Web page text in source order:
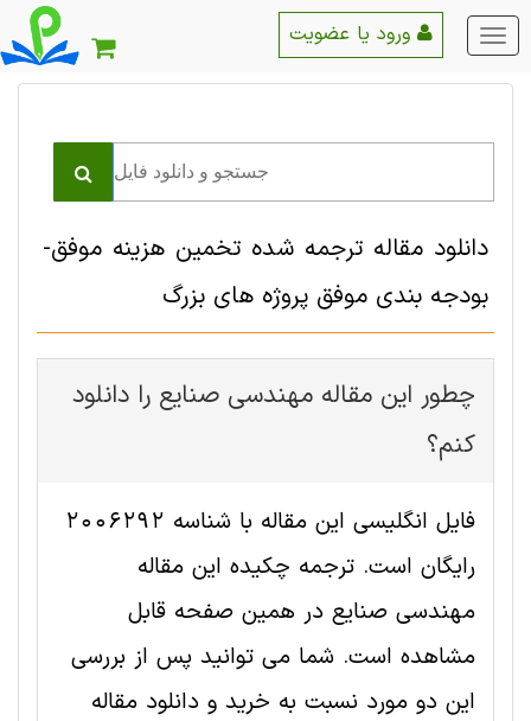
منو
اصلی
دانلود مقاله ترجمه شده تخمین هزینه موفق-
بودجه بندی موفق پروژه های بزرگ
چطور این مقاله مهندسی صنايع را دانلود
کنم؟
فایل انگلیسی این مقاله با شناسه 2006292
رایگان است. ترجمه چکیده این مقاله
مهندسی صنايع در همین صفحه قابل
مشاهده است. شما می توانید پس از بررسی
این دو مورد نسبت به خرید و دانلود مقاله